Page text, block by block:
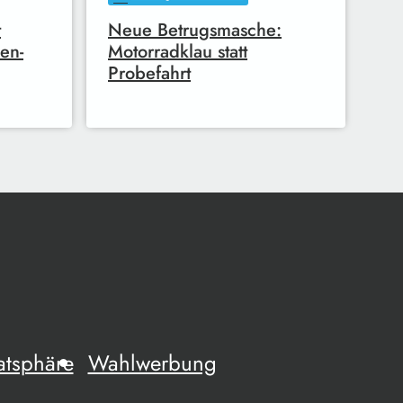
Neue Betrugsmasche:
Motorradklau statt
Probefahrt
Wahlwerbung